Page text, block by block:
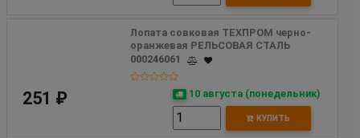
Лопата совковая ТЕХПРОМ черно-
оранжевая РЕЛЬСОВАЯ СТАЛЬ
000246061
251 ₽ 10 августа (понедельник)
КУПИТЬ